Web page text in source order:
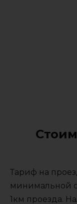
Тариф на
минимальной
1км проезда.